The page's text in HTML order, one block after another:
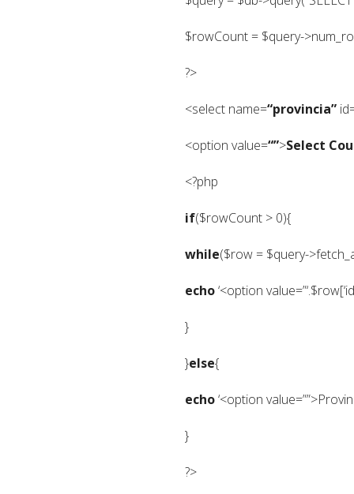
$rowCount = $query-
?>
<select name=“provincia”
<option value=“”>Select
<?php
if($rowCount > 0){
while($row = $query-
echo‘<option
}
}else{
echo‘<option
}
?>